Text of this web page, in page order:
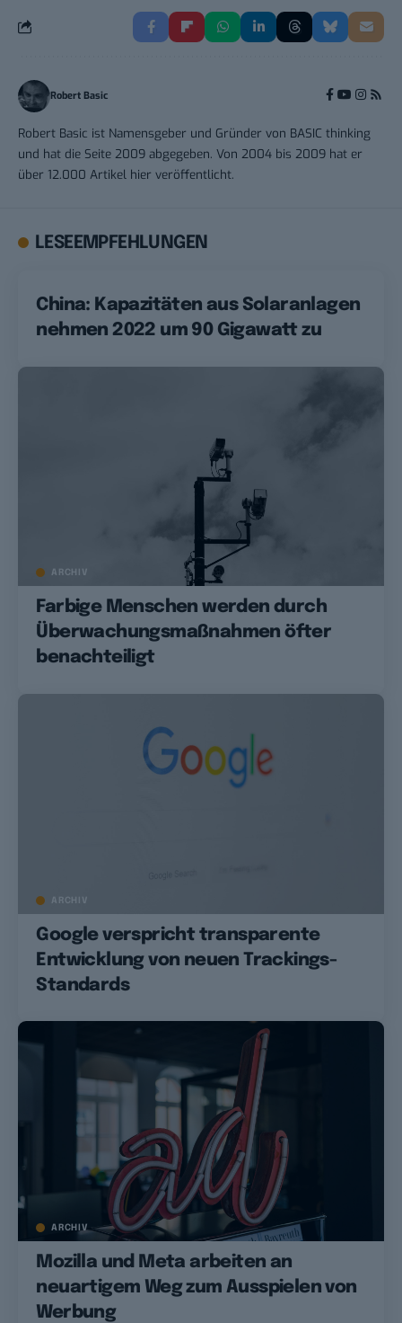
Robert Basic
Robert Basic ist Namensgeber und Gründer von BASIC thinking
und hat die Seite 2009 abgegeben. Von 2004 bis 2009 hat er
über 12.000 Artikel hier veröffentlicht.
LESEEMPFEHLUNGEN
China: Kapazitäten aus Solaranlagen
nehmen 2022 um 90 Gigawatt zu
ARCHIV
Farbige Menschen werden durch
Überwachungsmaßnahmen öfter
benachteiligt
ARCHIV
Google verspricht transparente
Entwicklung von neuen Trackings-
Standards
ARCHIV
Mozilla und Meta arbeiten an
neuartigem Weg zum Ausspielen von
Werbung